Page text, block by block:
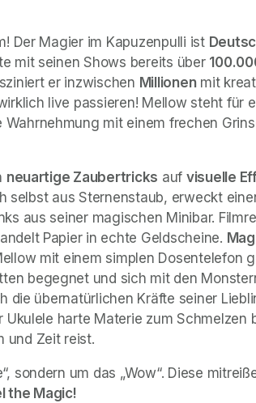
Der Magier im Kapuzenpulli ist
mit seinen Shows bereits über
er inzwischen Millionen mit
live passieren! Mellow steht für
mit einem frechen
neuartige Zaubertricks auf visuelle
selbst aus Sternenstaub, erweckt
aus seiner magischen Minibar.
Papier in echte Geldscheine.
mit einem simplen Dosentelefon
begegnet und sich mit den
die übernatürlichen Kräfte seiner
harte Materie zum Schmelzen
und Zeit reist.
sondern um das „Wow“. Diese
the Magic!